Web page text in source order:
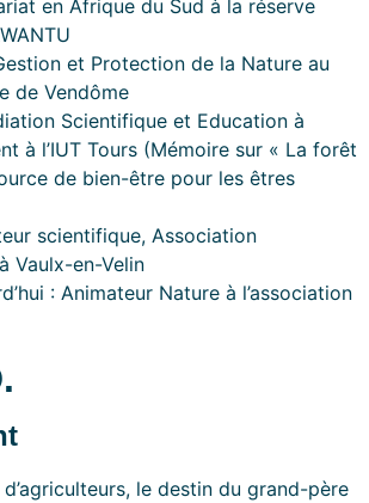
en Afrique du Sud à la réserve
et Protection de la Nature au
de Vendôme
Scientifique et Education à
à l’IUT Tours (Mémoire sur « La forêt
de bien-être pour les êtres
scientifique, Association
Vaulx-en-Velin
: Animateur Nature à l’association
d’agriculteurs, le destin du grand-père